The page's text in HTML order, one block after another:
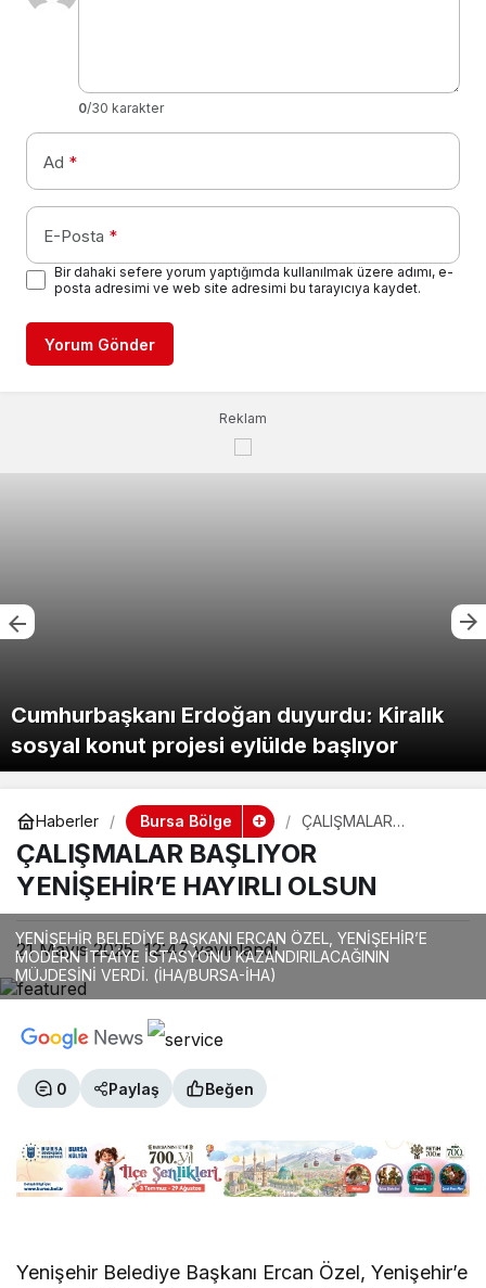
0/30 karakter
Ad *
E-Posta *
Bir dahaki sefere yorum yaptığımda kullanılmak üzere adımı, e-
posta adresimi ve web site adresimi bu tarayıcıya kaydet.
Yorum Gönder
Reklam
Cumhurbaşkanı Erdoğan duyurdu: Kiralık
sosyal konut projesi eylülde başlıyor
Haberler Bursa Bölge
ÇALIŞMALAR
YENİŞEHİR’E HAYIRLI
OLSUN
ÇALIŞMALAR BAŞLIYOR
YENİŞEHİR’E HAYIRLI OLSUN
21 Mayıs 2025, 12:47yayınlandı
YENİŞEHİR BELEDİYE BAŞKANI ERCAN ÖZEL, YENİŞEHİR’E
MODERN İTFAİYE İSTASYONU KAZANDIRILACAĞININ
MÜJDESİNİ VERDİ. (İHA/BURSA-İHA)
0 Paylaş Beğen
Yenişehir Belediye Başkanı Ercan Özel, Yenişehir’e